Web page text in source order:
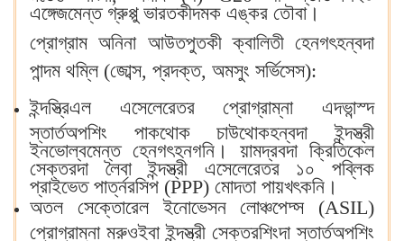
এঙ্গেজমেন্ত গ্রুপ্পু ভারতকীদমক এঙ্কর তৌবা‍।
প্রোগ্রাম অনিনা আউতপুতকী ক্বালিতী হেনগৎহন্বদা
পান্দম থম্লি (জোব্স, প্রদক্ত, অমসুং সর্ভিসেস):
ইন্দস্ত্রিএল এসেলেরেতর প্রোগ্রাম্না এদভান্স্দ
স্তার্তঅপশিং পাকথোক চাউথোকহন্বদা ইন্দস্ত্রী
ইনভোল্বমেন্ত হেনগৎহনগনি‍। য়ামদ্রবদা ক্রিতিকেল
সেক্তরদা লৈবা ইন্দস্ত্রী এসেলেরেতর ১০ পব্লিক
প্রাইভেত পার্ত্নরসিপ (PPP) মোদতা পায়খৎকনি‍।
অতল সেক্তোরেল ইনোভেসন লোঞ্চপেদ্স (ASIL)
প্রোগ্রাম্না মরুওইবা ইন্দস্ত্রী সেক্তরশিংদা স্তার্তঅপশিং